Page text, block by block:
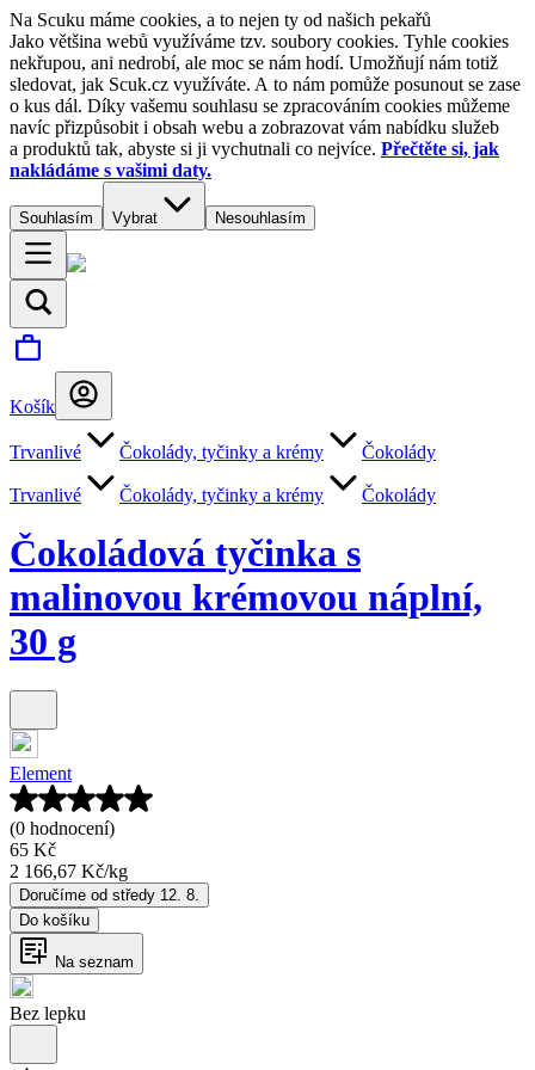
Na Scuku máme cookies, a to nejen ty od našich pekařů
Jako většina webů využíváme tzv. soubory cookies. Tyhle cookies
nekřupou, ani nedrobí, ale moc se nám hodí. Umožňují nám totiž
sledovat, jak Scuk.cz využíváte. A to nám pomůže posunout se zase
o kus dál. Díky vašemu souhlasu se zpracováním cookies můžeme
navíc přizpůsobit i obsah webu a zobrazovat vám nabídku služeb
a produktů tak, abyste si ji vychutnali co nejvíce. Přečtěte si, jak
nakládáme s vašimi daty.
Souhlasím Vybrat Nesouhlasím
Košík
Trvanlivé Čokolády, tyčinky a krémy Čokolády
Trvanlivé Čokolády, tyčinky a krémy Čokolády
Čokoládová tyčinka s
malinovou krémovou náplní,
30 g
Element
(0 hodnocení)
65 Kč
2 166,67 Kč/kg
Doručíme od středy 12. 8.
Do košíku
Na seznam
Bez lepku